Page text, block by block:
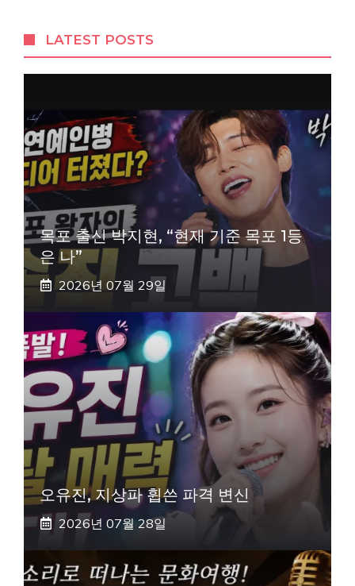
LATEST POSTS
목포 출신 박지현, “현재 기준 목포 1등
은 나”
2026년 07월 29일
오유진, 지상파 휩쓴 파격 변신
2026년 07월 28일